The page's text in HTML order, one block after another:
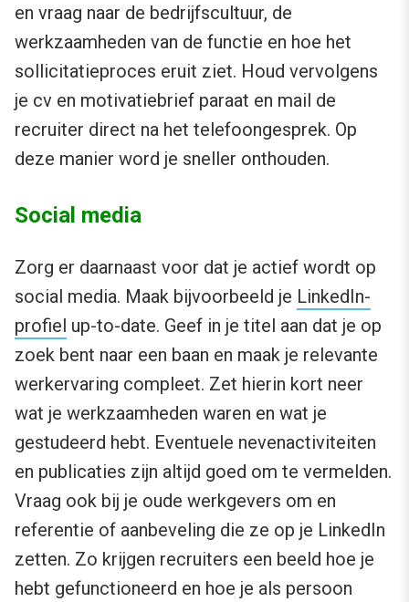
en vraag naar de bedrijfscultuur, de
werkzaamheden van de functie en hoe het
sollicitatieproces eruit ziet. Houd vervolgens
je cv en motivatiebrief paraat en mail de
recruiter direct na het telefoongesprek. Op
deze manier word je sneller onthouden.
Social media
Zorg er daarnaast voor dat je actief wordt op
social media. Maak bijvoorbeeld je LinkedIn-
profiel up-to-date. Geef in je titel aan dat je op
zoek bent naar een baan en maak je relevante
werkervaring compleet. Zet hierin kort neer
wat je werkzaamheden waren en wat je
gestudeerd hebt. Eventuele nevenactiviteiten
en publicaties zijn altijd goed om te vermelden.
Vraag ook bij je oude werkgevers om en
referentie of aanbeveling die ze op je LinkedIn
zetten. Zo krijgen recruiters een beeld hoe je
hebt gefunctioneerd en hoe je als persoon